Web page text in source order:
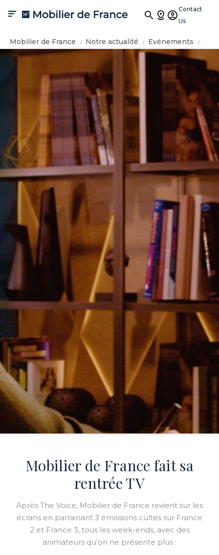

Contact
Us
Mobilier de France Notre actualité
Evénements
Mobilier de France fait sa rentrée TV
Mobilier de France fait sa
rentrée TV
Après The Voice, Mobilier de France revient sur les
écrans en parrainant 3 émissions cultes sur France
2 et France 3, tous les week-ends, avec des
animateurs qu’on ne présente plus :